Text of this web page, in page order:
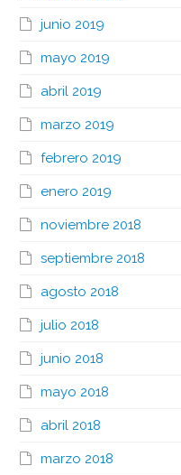
junio 2019
mayo 2019
abril 2019
marzo 2019
febrero 2019
enero 2019
noviembre 2018
septiembre 2018
agosto 2018
julio 2018
junio 2018
mayo 2018
abril 2018
marzo 2018